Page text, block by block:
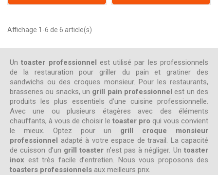
Affichage 1-6 de 6 article(s)
Un toaster professionnel est utilisé par les professionnels
de la restauration pour griller du pain et gratiner des
sandwichs ou des croques monsieur. Pour les restaurants,
brasseries ou snacks, un grill pain professionnel est un des
produits les plus essentiels d’une cuisine professionnelle.
Avec une ou plusieurs étagères avec des éléments
chauffants, à vous de choisir le toaster pro qui vous convient
le mieux. Optez pour un grill croque monsieur
professionnel adapté à votre espace de travail. La capacité
de cuisson d’un grill toaster n’est pas à négliger. Untoaster
inox est très facile d’entretien. Nous vous proposons des
toasters professionnels aux meilleurs prix.